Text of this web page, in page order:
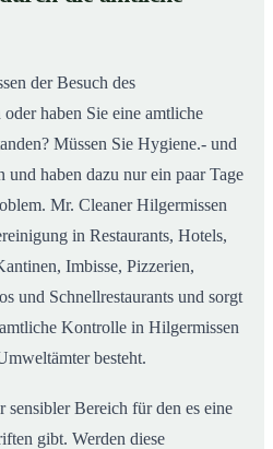
in Hilgermissen – Qualität,
der Besuch des
haben Sie eine amtliche
Müssen Sie Hygiene.- und
und haben dazu nur ein paar Tage
Mr. Cleaner Hilgermissen
in Restaurants, Hotels,
Imbisse, Pizzerien,
und Schnellrestaurants und sorgt
Kontrolle in Hilgermissen
besteht.
sensibler Bereich für den es eine
gibt. Werden diese